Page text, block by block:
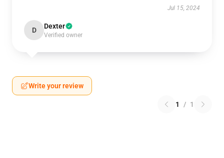
Jul 15, 2024
D Dexter
Verified owner
Write your review
1 / 1